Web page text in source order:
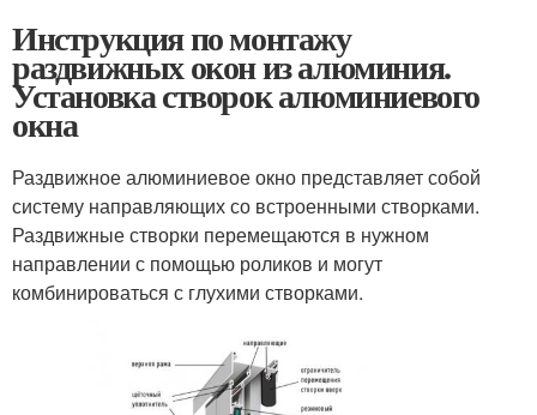
Инструкция по монтажу
раздвижных окон из алюминия.
Установка створок алюминиевого
окна
Раздвижное алюминиевое окно представляет собой
систему направляющих со встроенными створками.
Раздвижные створки перемещаются в нужном
направлении с помощью роликов и могут
комбинироваться с глухими створками.